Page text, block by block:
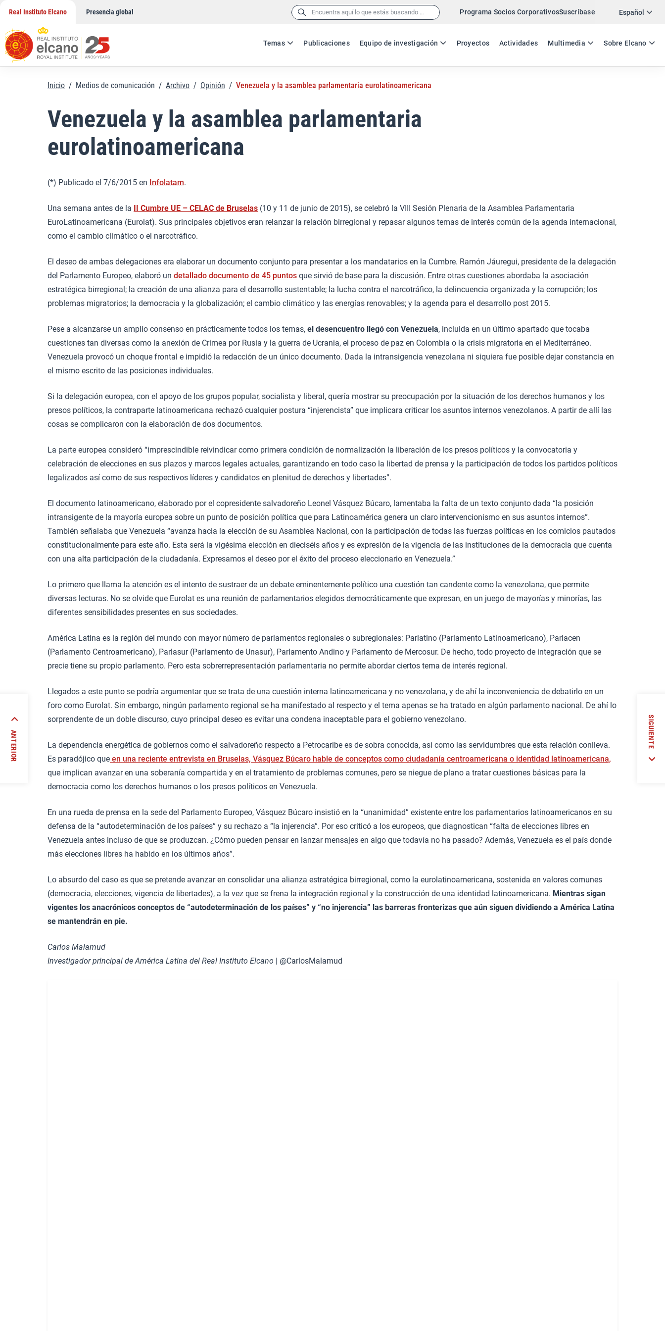
contenido
Real Instituto Elcano Presencia global Buscar: Programa Socios CorporativosSuscríbase Español
ES EN
Temas Publicaciones Equipo de investigación Proyectos Actividades Multimedia Sobre Elcano
Twitter
Inicio / Medios de comunicación / Archivo / Opinión / Venezuela y la asamblea parlamentaria eurolatinoamericana
Venezuela y la asamblea parlamentaria
eurolatinoamericana
(*) Publicado el 7/6/2015 en Infolatam.
Una semana antes de la II Cumbre UE – CELAC de Bruselas (10 y 11 de junio de 2015), se celebró la VIII Sesión Plenaria de la Asamblea Parlamentaria
EuroLatinoamericana (Eurolat). Sus principales objetivos eran relanzar la relación birregional y repasar algunos temas de interés común de la agenda internacional,
como el cambio climático o el narcotráfico.
El deseo de ambas delegaciones era elaborar un documento conjunto para presentar a los mandatarios en la Cumbre. Ramón Jáuregui, presidente de la delegación
del Parlamento Europeo, elaboró un detallado documento de 45 puntos que sirvió de base para la discusión. Entre otras cuestiones abordaba la asociación
estratégica birregional; la creación de una alianza para el desarrollo sustentable; la lucha contra el narcotráfico, la delincuencia organizada y la corrupción; los
problemas migratorios; la democracia y la globalización; el cambio climático y las energías renovables; y la agenda para el desarrollo post 2015.
Pese a alcanzarse un amplio consenso en prácticamente todos los temas, el desencuentro llegó con Venezuela, incluida en un último apartado que tocaba
cuestiones tan diversas como la anexión de Crimea por Rusia y la guerra de Ucrania, el proceso de paz en Colombia o la crisis migratoria en el Mediterráneo.
Venezuela provocó un choque frontal e impidió la redacción de un único documento. Dada la intransigencia venezolana ni siquiera fue posible dejar constancia en
el mismo escrito de las posiciones individuales.
Si la delegación europea, con el apoyo de los grupos popular, socialista y liberal, quería mostrar su preocupación por la situación de los derechos humanos y los
presos políticos, la contraparte latinoamericana rechazó cualquier postura “injerencista” que implicara criticar los asuntos internos venezolanos. A partir de allí las
cosas se complicaron con la elaboración de dos documentos.
La parte europea consideró “imprescindible reivindicar como primera condición de normalización la liberación de los presos políticos y la convocatoria y
celebración de elecciones en sus plazos y marcos legales actuales, garantizando en todo caso la libertad de prensa y la participación de todos los partidos políticos
legalizados así como de sus respectivos líderes y candidatos en plenitud de derechos y libertades”.
El documento latinoamericano, elaborado por el copresidente salvadoreño Leonel Vásquez Búcaro, lamentaba la falta de un texto conjunto dada “la posición
intransigente de la mayoría europea sobre un punto de posición política que para Latinoamérica genera un claro intervencionismo en sus asuntos internos”.
También señalaba que Venezuela “avanza hacia la elección de su Asamblea Nacional, con la participación de todas las fuerzas políticas en los comicios pautados
constitucionalmente para este año. Esta será la vigésima elección en dieciséis años y es expresión de la vigencia de las instituciones de la democracia que cuenta
con una alta participación de la ciudadanía. Expresamos el deseo por el éxito del proceso eleccionario en Venezuela.”
Lo primero que llama la atención es el intento de sustraer de un debate eminentemente político una cuestión tan candente como la venezolana, que permite
diversas lecturas. No se olvide que Eurolat es una reunión de parlamentarios elegidos democráticamente que expresan, en un juego de mayorías y minorías, las
diferentes sensibilidades presentes en sus sociedades.
América Latina es la región del mundo con mayor número de parlamentos regionales o subregionales: Parlatino (Parlamento Latinoamericano), Parlacen
(Parlamento Centroamericano), Parlasur (Parlamento de Unasur), Parlamento Andino y Parlamento de Mercosur. De hecho, todo proyecto de integración que se
precie tiene su propio parlamento. Pero esta sobrerrepresentación parlamentaria no permite abordar ciertos tema de interés regional.
Llegados a este punto se podría argumentar que se trata de una cuestión interna latinoamericana y no venezolana, y de ahí la inconveniencia de debatirlo en un
foro como Eurolat. Sin embargo, ningún parlamento regional se ha manifestado al respecto y el tema apenas se ha tratado en algún parlamento nacional. De ahí lo
sorprendente de un doble discurso, cuyo principal deseo es evitar una condena inaceptable para el gobierno venezolano.
La dependencia energética de gobiernos como el salvadoreño respecto a Petrocaribe es de sobra conocida, así como las servidumbres que esta relación conlleva.
Es paradójico que en una reciente entrevista en Bruselas, Vásquez Búcaro hable de conceptos como ciudadanía centroamericana o identidad latinoamericana,
que implican avanzar en una soberanía compartida y en el tratamiento de problemas comunes, pero se niegue de plano a tratar cuestiones básicas para la
democracia como los derechos humanos o los presos políticos en Venezuela.
En una rueda de prensa en la sede del Parlamento Europeo, Vásquez Búcaro insistió en la “unanimidad” existente entre los parlamentarios latinoamericanos en su
defensa de la “autodeterminación de los países” y su rechazo a “la injerencia”. Por eso criticó a los europeos, que diagnostican “falta de elecciones libres en
Venezuela antes incluso de que se produzcan. ¿Cómo pueden pensar en lanzar mensajes en algo que todavía no ha pasado? Además, Venezuela es el país donde
más elecciones libres ha habido en los últimos años”.
Lo absurdo del caso es que se pretende avanzar en consolidar una alianza estratégica birregional, como la eurolatinoamericana, sostenida en valores comunes
(democracia, elecciones, vigencia de libertades), a la vez que se frena la integración regional y la construcción de una identidad latinoamericana. Mientras sigan
vigentes los anacrónicos conceptos de “autodeterminación de los países” y “no injerencia” las barreras fronterizas que aún siguen dividiendo a América Latina
se mantendrán en pie.
Carlos Malamud
Investigador principal de América Latina del Real Instituto Elcano | @CarlosMalamud
ANTERIOR SIGUIENTE